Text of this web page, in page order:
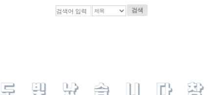
검색